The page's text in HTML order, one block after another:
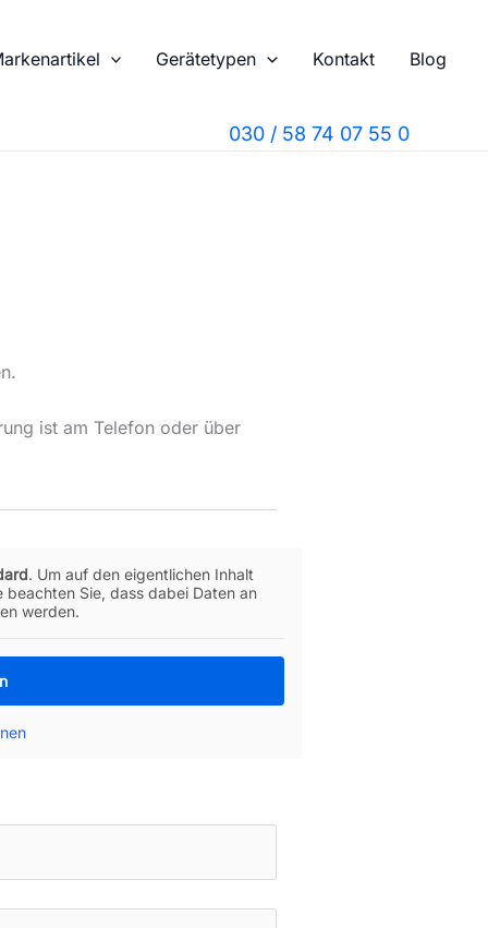
Gerätetypen Kontakt Blog
030 / 58 74 07 55 0
ist am Telefon oder über
. Um auf den eigentlichen Inhalt
Sie, dass dabei Daten an
werden.